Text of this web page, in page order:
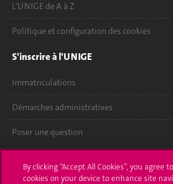
L'UNIGE de A à Z
Politique et configuration des cookies
S'inscrire à l'UNIGE
Immatriculations
Démarches administratives
Poser une question
By clicking “Accept All Cookies”, you agree
cookies on your device to enhance site